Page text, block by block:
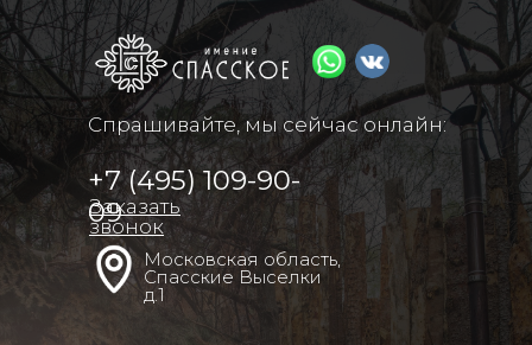
Спрашивайте, мы сейчас онлайн:
Московская область,
Спасские Выселки
д.1
+7 (495) 109-90-
09
Заказать
звонок